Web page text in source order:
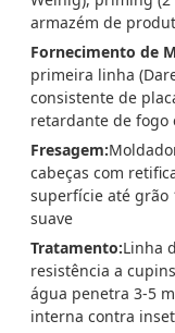
armazém de
Fornecimento de
primeira linha
consistente de
retardante de fogo
Fresagem:
cabeças com
superfície até grão
suave
Tratamento:Linha
resistência a
água penetra 3-5
interna contra